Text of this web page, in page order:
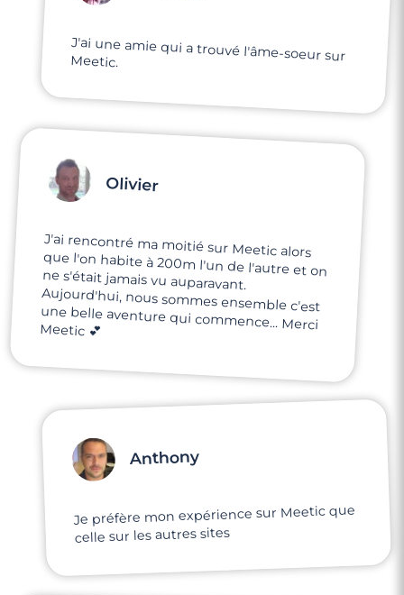
J'ai une amie qui a trouvé l'âme-soeur sur
Meetic.
Olivier
J'ai rencontré ma moitié sur Meetic alors
que l'on habite à 200m l'un de l'autre et on
ne s'était jamais vu auparavant.
Aujourd'hui, nous sommes ensemble c'est
une belle aventure qui commence... Merci
Meetic 💕
Anthony
Je préfère mon expérience sur Meetic que
celle sur les autres sites